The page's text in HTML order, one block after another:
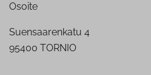
Osoite
Suensaarenkatu 4
95400 TORNIO